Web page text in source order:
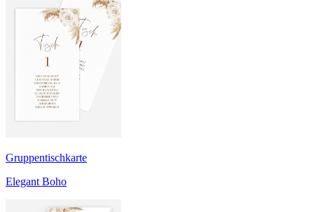
Gruppentischkarte
Elegant Boho